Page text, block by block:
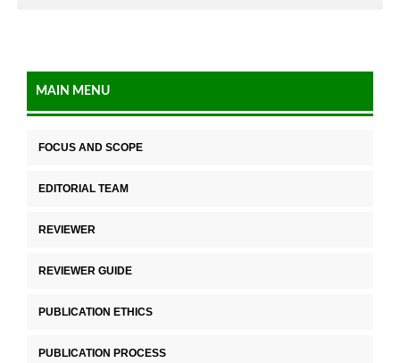
MAIN MENU
FOCUS AND SCOPE
EDITORIAL TEAM
REVIEWER
REVIEWER GUIDE
PUBLICATION ETHICS
PUBLICATION PROCESS